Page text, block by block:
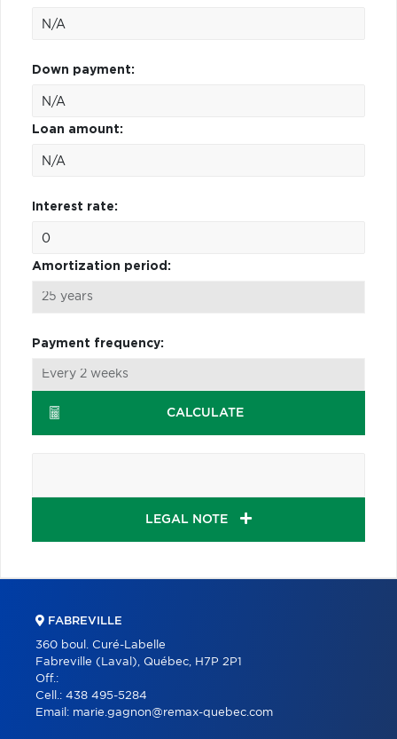
Down payment:
Loan amount:
Interest rate:
Amortization period:
Payment frequency:
CALCULATE
LEGAL NOTE
FABREVILLE
360 boul. Curé-Labelle
Fabreville (Laval), Québec, H7P 2P1
Off.:
Cell.: 438 495-5284
Email: marie.gagnon@remax-quebec.com